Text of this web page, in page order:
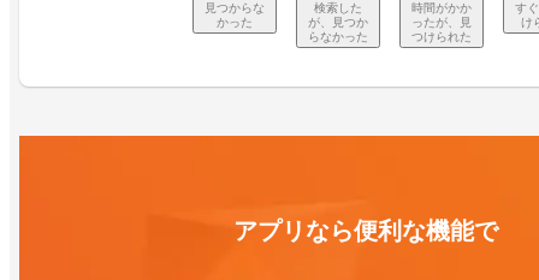
見つからな
かった
検索した
が、見つか
らなかった
時間がかか
ったが、見
つけられた
す
け
アプリなら便利な機能で